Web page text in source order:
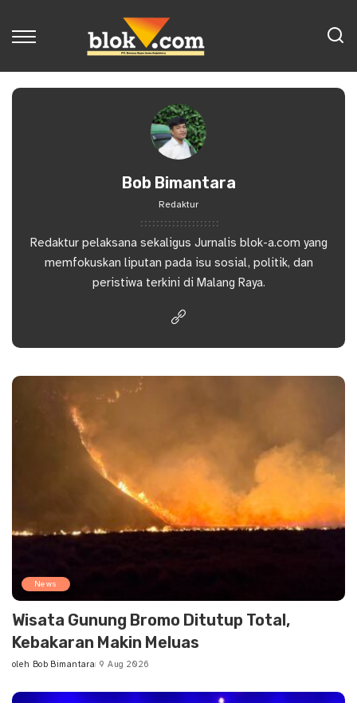
Bob Bimantara
Redaktur
Redaktur pelaksana sekaligus Jurnalis blok-a.com yang
memfokuskan liputan pada isu sosial, politik, dan
peristiwa terkini di Malang Raya.
News
Wisata Gunung Bromo Ditutup Total,
Kebakaran Makin Meluas
Posted
oleh Bob Bimantara 9 Aug 2026